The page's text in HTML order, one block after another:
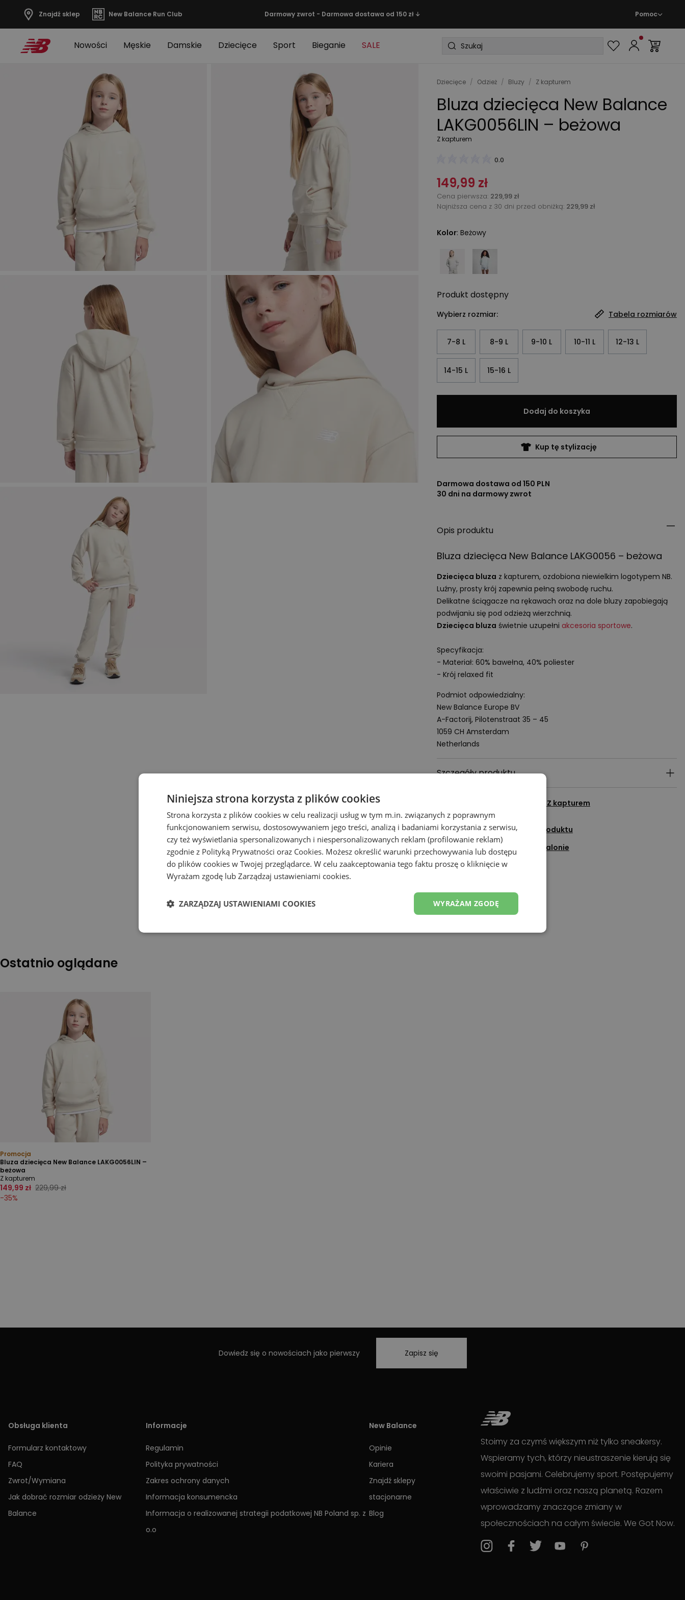
Znajdź sklep New Balance Run Club Darmowy zwrot - Darmowa dostawa od 150 zł ↓ Pomoc
Nowości Męskie Damskie Dziecięce Sport Bieganie SALE
Dziecięce / Odzież / Bluzy / Z kapturem
Bluza dziecięca New Balance
LAKG0056LIN – beżowa
Z kapturem
0.0
149,99 zł
Cena pierwsza: 229,99 zł
Najniższa cena z 30 dni przed obniżką: 229,99 zł
Kolor: Beżowy
Produkt dostępny
Wybierz rozmiar: Tabela rozmiarów
7-8 L 8-9 L 9-10 L 10-11 L 12-13 L
14-15 L 15-16 L
Dodaj do koszyka
Kup tę stylizację
Darmowa dostawa od 150 PLN
30 dni na darmowy zwrot
Opis produktu
Bluza dziecięca New Balance LAKG0056 – beżowa
Dziecięca bluza z kapturem, ozdobiona niewielkim logotypem NB.
Luźny, prosty krój zapewnia pełną swobodę ruchu.
Delikatne ściągacze na rękawach oraz na dole bluzy zapobiegają
podwijaniu się pod odzieżą wierzchnią.
Dziecięca bluza świetnie uzupełni akcesoria sportowe.
Specyfikacja:
- Materiał: 60% bawełna, 40% poliester
- Krój relaxed fit
Podmiot odpowiedzialny:
New Balance Europe BV
A-Factorij, Pilotenstraat 35 – 45
1059 CH Amsterdam
Netherlands
Szczegóły produktu
Z kapturem
Zadaj pytanie do tego produktu
Sprawdź dostępność w salonie
Dodaj do ulubionych
Ostatnio oglądane
Promocja
Bluza dziecięca New Balance LAKG0056LIN –
beżowa
Z kapturem
149,99 zł 229,99 zł
-35%
Dowiedz się o nowościach jako pierwszy Zapisz się
Obsługa klienta
Formularz kontaktowy
FAQ
Zwrot/Wymiana
Jak dobrać rozmiar odzieży New
Balance
Informacje
Regulamin
Polityka prywatności
Zakres ochrony danych
Informacja konsumencka
Informacja o realizowanej strategii podatkowej NB Poland sp. z
o.o
New Balance
Opinie
Kariera
Znajdź sklepy
stacjonarne
Blog
Stoimy za czymś większym niż tylko sneakersy.
Wspieramy tych, którzy nieustraszenie kierują się
swoimi pasjami. Celebrujemy sport. Postępujemy
właściwie z ludźmi oraz naszą planetą. Razem
wprowadzamy znaczące zmiany w
społecznościach na całym świecie. We Got Now.
Niniejsza strona korzysta z plików cookies
Strona korzysta z plików cookies w celu realizacji usług w tym m.in. związanych z poprawnym
funkcjonowaniem serwisu, dostosowywaniem jego treści, analizą i badaniami korzystania z serwisu,
czy też wyświetlania spersonalizowanych i niespersonalizowanych reklam (profilowanie reklam)
zgodnie z Polityką Prywatności oraz Cookies. Możesz określić warunki przechowywania lub dostępu
do plików cookies w Twojej przeglądarce. W celu zaakceptowania tego faktu proszę o kliknięcie w
Wyrażam zgodę lub Zarządzaj ustawieniami cookies.
WYRAŻAM ZGODĘ
ZARZĄDZAJ USTAWIENIAMI COOKIES